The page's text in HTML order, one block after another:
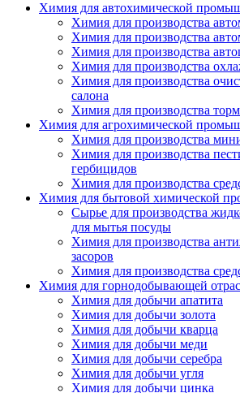
Химия для автохимической
Химия для производства
Химия для производства
Химия для производства
Химия для производства
Химия для производства
салона
Химия для производства
Химия для агрохимической
Химия для производства
Химия для производства
гербицидов
Химия для производства
Химия для бытовой химической
Сырье для производства
для мытья посуды
Химия для производства
засоров
Химия для производства
Химия для горнодобывающей
Химия для добычи апатита
Химия для добычи золота
Химия для добычи кварца
Химия для добычи меди
Химия для добычи серебра
Химия для добычи угля
Химия для добычи цинка